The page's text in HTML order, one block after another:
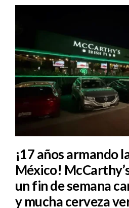
¡17 años armando
México!
un fin de semana
y mucha cerveza